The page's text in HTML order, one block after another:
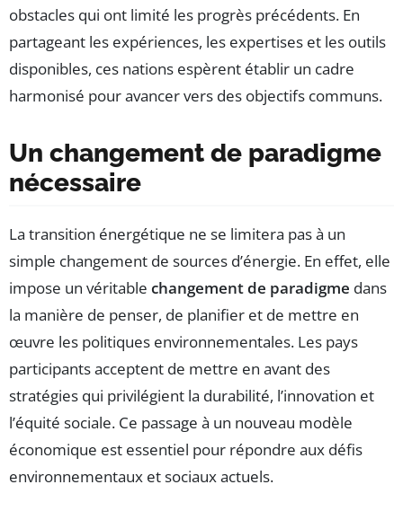
obstacles qui ont limité les progrès précédents. En
partageant les expériences, les expertises et les outils
disponibles, ces nations espèrent établir un cadre
harmonisé pour avancer vers des objectifs communs.
Un changement de paradigme
nécessaire
La transition énergétique ne se limitera pas à un
simple changement de sources d’énergie. En effet, elle
impose un véritable changement de paradigme dans
la manière de penser, de planifier et de mettre en
œuvre les politiques environnementales. Les pays
participants acceptent de mettre en avant des
stratégies qui privilégient la durabilité, l’innovation et
l’équité sociale. Ce passage à un nouveau modèle
économique est essentiel pour répondre aux défis
environnementaux et sociaux actuels.